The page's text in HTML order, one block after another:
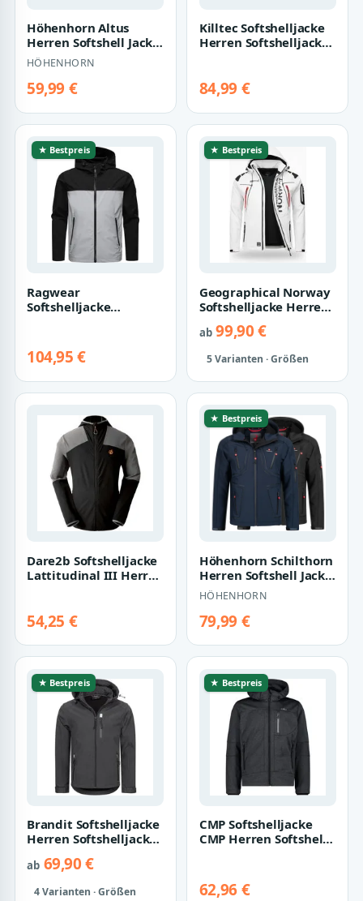
Höhenhorn Altus
Herren Softshell Jacke
Outdoor
Funktionsjacke M Rot
HÖHENHORN
59,99 €
Killtec Softshelljacke
Herren Softshelljacke
84,99 €
★ Bestpreis
Ragwear
Softshelljacke
Übergangsjac…
104,95 €
★ Bestpreis
Geographical Norway
Softshelljacke Herren
Softshell Ou…
ab99,90 €
5 Varianten · Größen
Dare2b Softshelljacke
Lattitudinal III Herren
54,25 €
★ Bestpreis
Höhenhorn Schilthorn
Herren Softshell Jacke
Outdoor
Funktionsjacke Fre…
HÖHENHORN
79,99 €
★ Bestpreis
Brandit Softshelljacke
Herren Softshelljacke
Regen…
ab69,90 €
4 Varianten · Größen
★ Bestpreis
CMP Softshelljacke
CMP Herren Softshell
62,96 €